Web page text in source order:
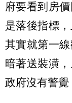
府要看到房
是落後指標
其實就第一線
暗著送裝潢
政府沒有警覺